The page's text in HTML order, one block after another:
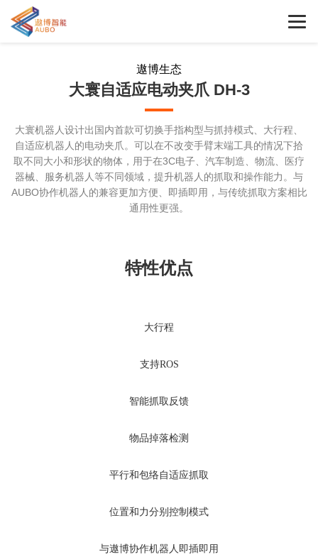
遨博生态
大寰自适应电动夹爪 DH-3
大寰机器人设计出国内首款可切换手指构型与抓持模式、大行程、
自适应机器人的电动夹爪。可以在不改变手臂末端工具的情况下拾
取不同大小和形状的物体，用于在3C电子、汽车制造、物流、医疗
器械、服务机器人等不同领域，提升机器人的抓取和操作能力。与
AUBO协作机器人的兼容更加方便、即插即用，与传统抓取方案相比
通用性更强。
特性优点
大行程
支持ROS
智能抓取反馈
物品掉落检测
平行和包络自适应抓取
位置和力分别控制模式
与遨博协作机器人即插即用